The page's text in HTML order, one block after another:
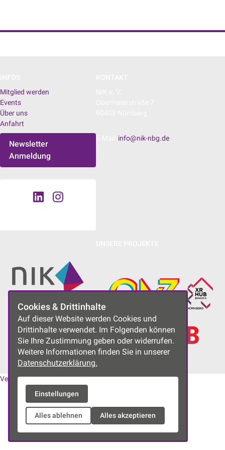
Mitglied werden
Events
Über uns
Anfahrt
Newsletter
Anmeldung
info@nik-nbg.de
Vereinssatzung|Datenschutzerklärung|Impressum
Cookies & Drittinhalte
Auf dieser Website werden Cookies und
Drittinhalte verwendet. Im Folgenden können
Sie Ihre Zustimmung geben oder widerrufen.
Weitere Informationen finden Sie in unserer
Datenschutzerklärung.
Einstellungen
Alles ablehnen Alles akzeptieren